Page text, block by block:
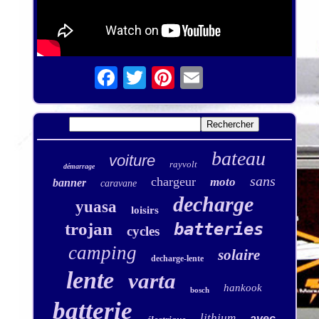
démarrage voiture rayvolt bateau
banner caravane chargeur moto sans
yuasa loisirs decharge
trojan cycles batteries
camping decharge-lente solaire
lente varta bosch hankook
batterie